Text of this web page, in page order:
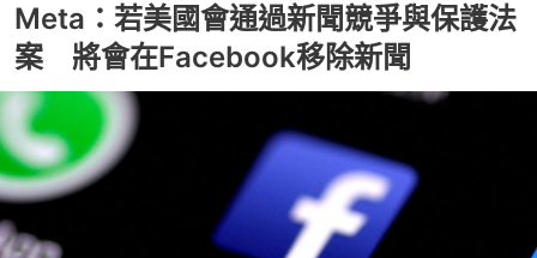
Meta：若美國會通過新聞競爭與保護法
案 將會在Facebook移除新聞